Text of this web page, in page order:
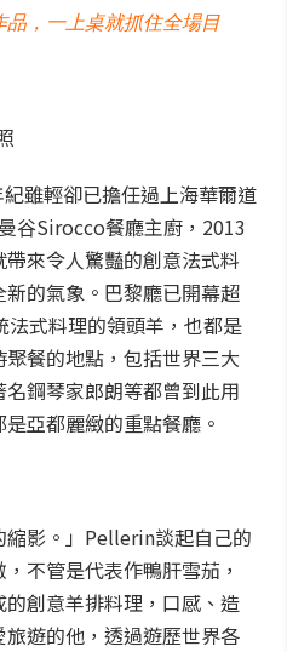
品，一上桌就抓住全場目
雖輕卻已擔任過上海華爾道
谷Sirocco餐廳主廚，2013
來令人驚豔的創意法式料
的氣象。巴黎廳已開幕超
式料理的領頭羊，也都是
餐的地點，包括世界三大
鋼琴家郎朗等都曾到此用
亞都麗緻的重點餐廳。
縮影。」Pellerin談起自己的
不管是代表作鴨肝雪茄，
創意羊排料理，口感、造
遊的他，透過遊歷世界各